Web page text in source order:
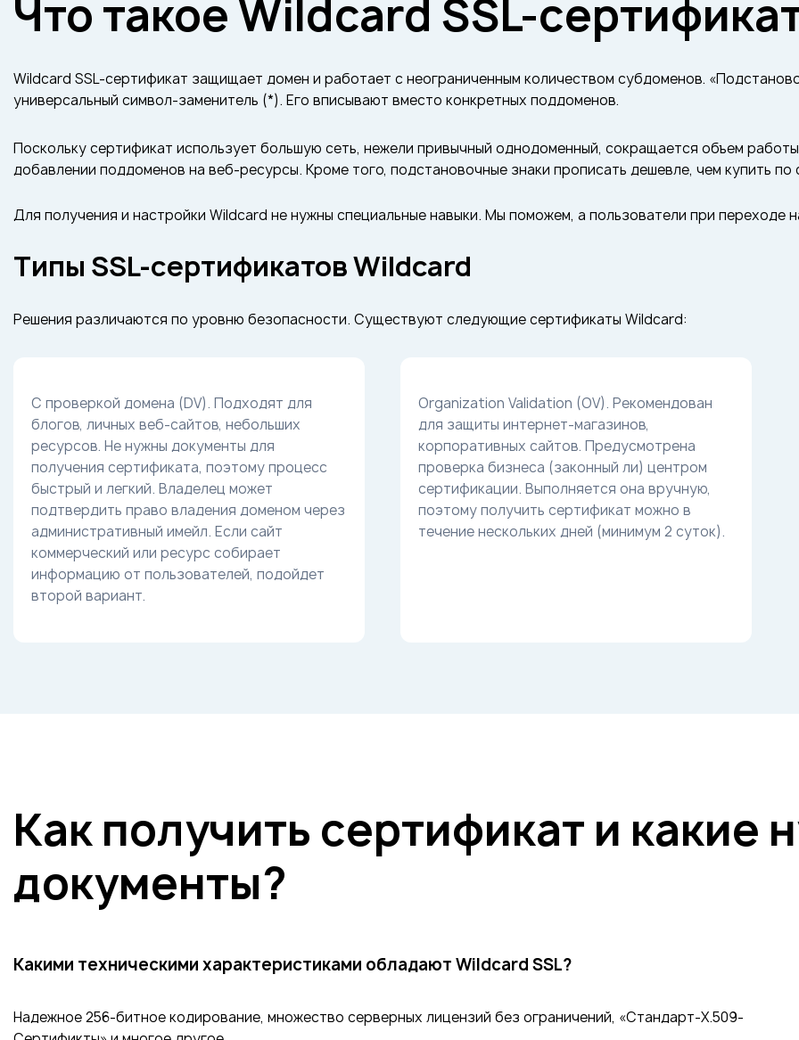
Что такое Wildcard SSL-
Wildcard SSL-сертификат защищает домен и работает с неограниченным количеством субдоменов.
универсальный символ-заменитель (*). Его вписывают вместо конкретных поддоменов.
Поскольку сертификат использует большую сеть, нежели привычный однодоменный, сокращается объем
добавлении поддоменов на веб-ресурсы. Кроме того, подстановочные знаки прописать дешевле, чем купить
Для получения и настройки Wildcard не нужны специальные навыки. Мы поможем, а пользователи при переходе
Типы SSL-сертификатов Wildcard
Решения различаются по уровню безопасности. Существуют следующие сертификаты Wildcard:
С проверкой домена (DV). Подходят для
блогов, личных веб-сайтов, небольших
ресурсов. Не нужны документы для
получения сертификата, поэтому процесс
быстрый и легкий. Владелец может
подтвердить право владения доменом через
административный имейл. Если сайт
коммерческий или ресурс собирает
информацию от пользователей, подойдет
второй вариант.
Organization Validation (OV). Рекомендован
для защиты интернет-магазинов,
корпоративных сайтов. Предусмотрена
проверка бизнеса (законный ли) центром
сертификации. Выполняется она вручную,
поэтому получить сертификат можно в
течение нескольких дней (минимум 2 суток).
Как получить сертификат и какие
документы?
Какими техническими характеристиками обладают Wildcard SSL?
Надежное 256-битное кодирование, множество серверных лицензий без ограничений, «Стандарт-X.509-